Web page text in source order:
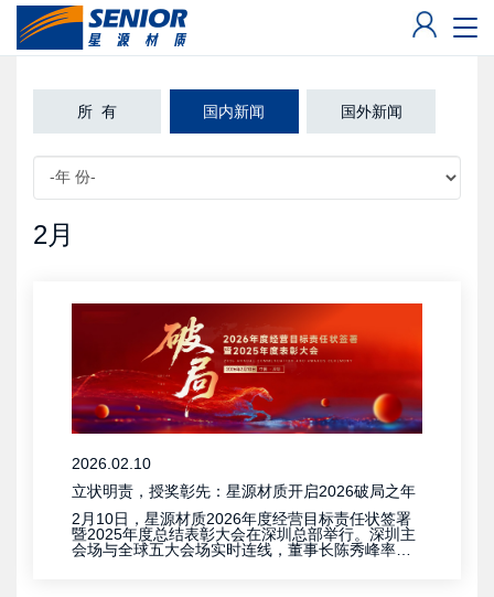
所 有 国内新闻 国外新闻
2月
2026.02.10
立状明责，授奖彰先：星源材质开启2026破局之年
2月10日，星源材质2026年度经营目标责任状签署
暨2025年度总结表彰大会在深圳总部举行。深圳主
会场与全球五大会场实时连线，董事长陈秀峰率集